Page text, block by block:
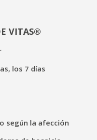
VITAS®
los 7 días
según la afección